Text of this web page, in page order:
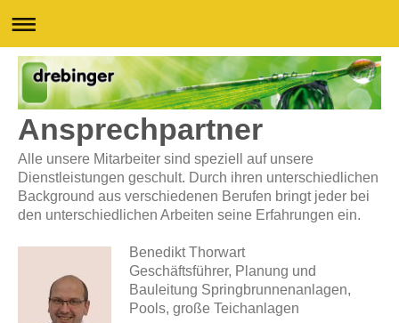
Ansprechpartner
Alle unsere Mitarbeiter sind speziell auf unsere
Dienstleistungen geschult. Durch ihren unterschiedlichen
Background aus verschiedenen Berufen bringt jeder bei
den unterschiedlichen Arbeiten seine Erfahrungen ein.
Benedikt Thorwart
Geschäftsführer, Planung und
Bauleitung Springbrunnenanlagen,
Pools, große Teichanlagen